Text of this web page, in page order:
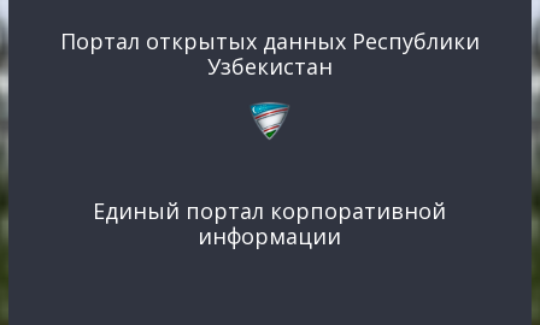
Портал открытых данных Республики
Узбекистан
Единый портал корпоративной
информации